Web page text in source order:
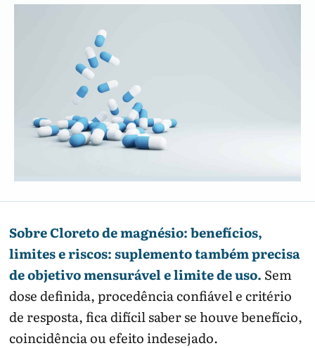
Sobre Cloreto de magnésio: benefícios,
limites e riscos: suplemento também precisa
de objetivo mensurável e limite de uso. Sem
dose definida, procedência confiável e critério
de resposta, fica difícil saber se houve benefício,
coincidência ou efeito indesejado.